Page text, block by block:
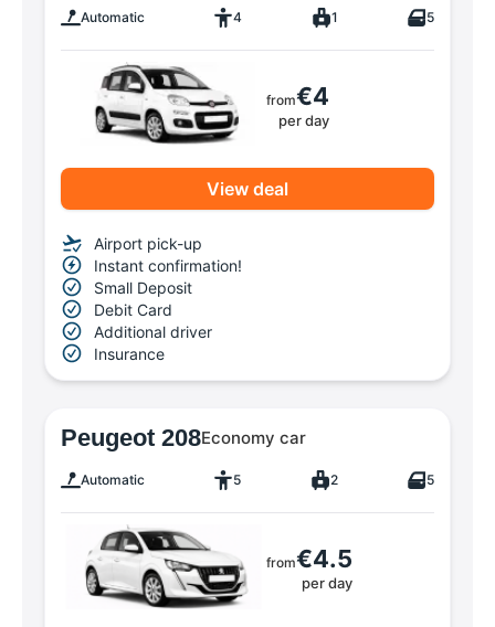
Automatic 4 1 5
from€4
per day
View deal
Airport pick-up
Instant confirmation!
Small Deposit
Debit Card
Additional driver
Insurance
Peugeot 208Economy car
Automatic 5 2 5
from€4.5
per day